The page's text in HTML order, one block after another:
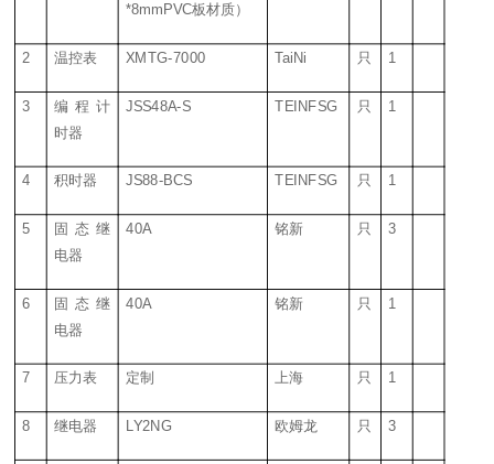
*8mmPVC板材质）
2 温控表 XMTG-7000 TaiNi 只 1
3
编程计
时器
JSS48A-S TEINFSG 只 1
4 积时器 JS88-BCS TEINFSG 只 1
5 固态继
电器
40A 铭新 只 3
6
固态继
电器
40A 铭新 只 1
7 压力表 定制 上海 只 1
8 继电器 LY2NG 欧姆龙 只 3